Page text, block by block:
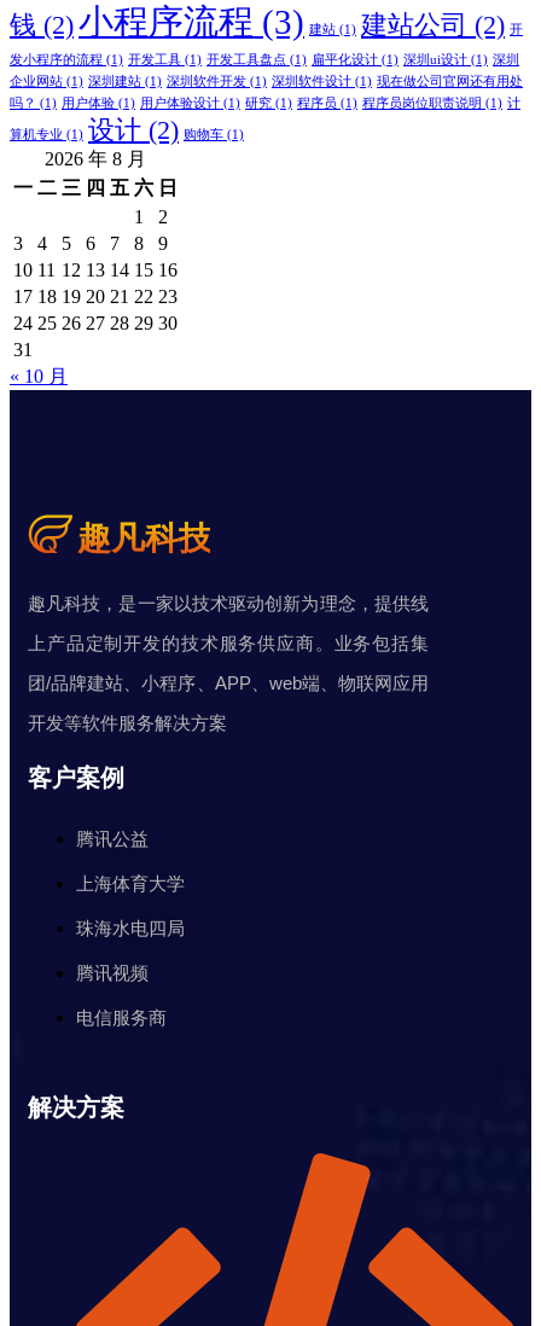
钱 (2)小程序流程 (3) 建站 (1) 建站公司 (2) 开
发小程序的流程 (1) 开发工具 (1) 开发工具盘点 (1) 扁平化设计 (1) 深圳ui设计 (1) 深圳
企业网站 (1) 深圳建站 (1) 深圳软件开发 (1) 深圳软件设计 (1) 现在做公司官网还有用处
吗？ (1) 用户体验 (1) 用户体验设计 (1) 研究 (1) 程序员 (1) 程序员岗位职责说明 (1) 计
算机专业 (1) 设计 (2) 购物车 (1)
2026 年 8 月
一 二 三 四 五 六 日
1
2
3
4 5 6 7 8
9
10 11 12 13 14 15 16
17 18 19 20 21 22 23
24 25 26 27 28 29 30
31
« 10 月
趣凡科技，是一家以技术驱动创新为理念，提供线
上产品定制开发的技术服务供应商。业务包括集
团/品牌建站、小程序、APP、web端、物联网应用
开发等软件服务解决方案
客户案例
腾讯公益
上海体育大学
珠海水电四局
腾讯视频
电信服务商
解决方案